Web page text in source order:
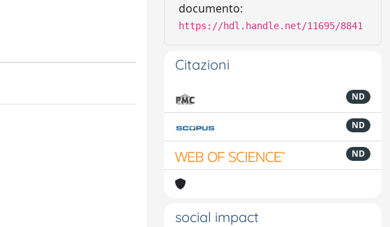
documento:
https://hdl.handle.net/11695/8841
Citazioni
ND
ND
ND
social impact